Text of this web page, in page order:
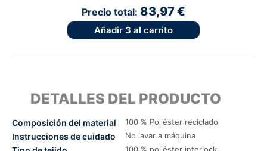
Precio total: 83,97 €
Añadir 3 al carrito
DETALLES DEL PRODUCTO
Composición del material 100 % Poliéster reciclado
Instrucciones de cuidado No lavar a máquina